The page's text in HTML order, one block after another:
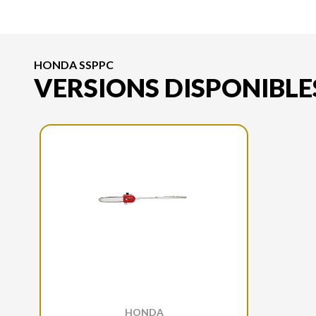
HONDA SSPPC
VERSIONS
HONDA